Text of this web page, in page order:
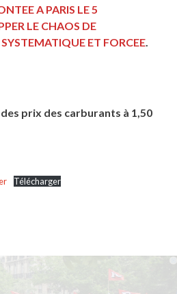
A PARIS LE 5
LE CHAOS DE
ET FORCEE
prix des carburants à 1,50
Télécharger